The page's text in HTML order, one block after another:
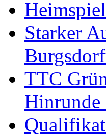
Starker
TTC
Hinrunde